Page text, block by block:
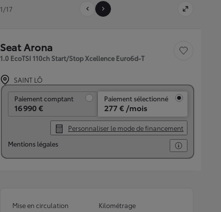
1/17
Seat Arona
1.0 EcoTSI 110ch Start/Stop Xcellence Euro6d-T
Sauvegarder le
SAINT LÔ
Paiement comptant
16 990 €
Paiement sélectionné
277 € /mois
Personnaliser le mode de financement
Mentions légales
Mise en circulation
Kilométrage